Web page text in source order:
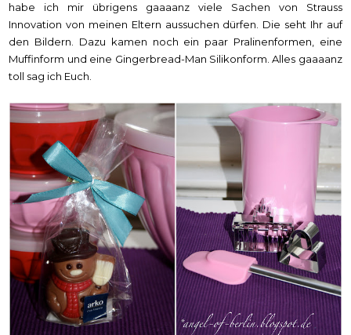
habe ich mir übrigens gaaaanz viele Sachen von Strauss
Innovation von meinen Eltern aussuchen dürfen. Die seht Ihr auf
den Bildern. Dazu kamen noch ein paar Pralinenformen, eine
Muffinform und eine Gingerbread-Man Silikonform. Alles gaaaanz
toll sag ich Euch.